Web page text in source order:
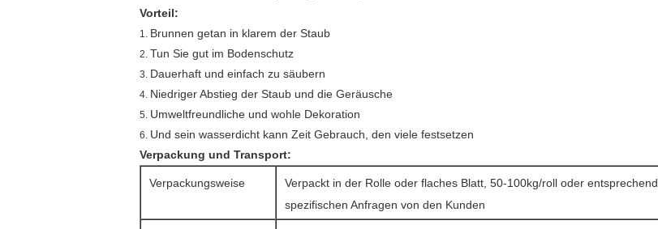
Vorteil:
1. Brunnen getan in klarem der Staub
2. Tun Sie gut im Bodenschutz
3. Dauerhaft und einfach zu säubern
4. Niedriger Abstieg der Staub und die Geräusche
5. Umweltfreundliche und wohle Dekoration
6. Und sein wasserdicht kann Zeit Gebrauch, den viele festsetzen
Verpackung und Transport:
Verpackungsweise
Verpackt in der Rolle oder flaches Blatt, 50-100kg/roll oder entsprechend
spezifischen Anfragen von den Kunden